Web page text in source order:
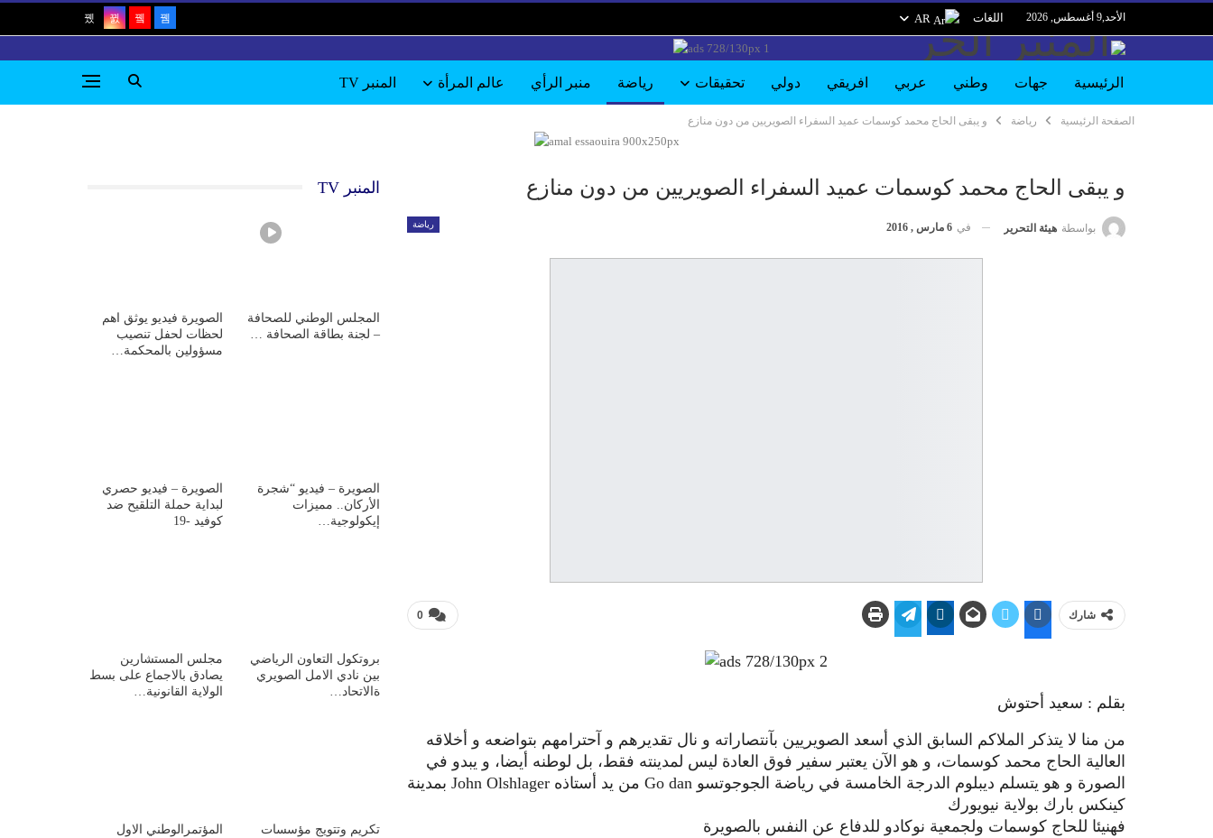
الأحد,9 أغسطس, 2026 اللغات AR
الرئيسية جهات وطني عربي افريقي دولي تحقيقات رياضة منبر الرأي عالم المرأة المنبر TV
الصفحة الرئيسية رياضة و يبقى الحاج محمد كوسمات عميد السفراء الصويريين من دون منازع
و يبقى الحاج محمد كوسمات عميد السفراء الصويريين من دون منازع
رياضة بواسطة هيئة التحرير في 6 مارس , 2016
0 شارك
بقلم : سعيد أحتوش
من منا لا يتذكر الملاكم السابق الذي أسعد الصويريين بآنتصاراته و نال تقديرهم و آحترامهم بتواضعه و أخلاقه
العالية الحاج محمد كوسمات، و هو الآن يعتبر سفير فوق العادة ليس لمدينته فقط، بل لوطنه أيضا، و يبدو في
الصورة و هو يتسلم ديبلوم الدرجة الخامسة في رياضة الجوجوتسو Go dan من يد أستاذه John Olshlager بمدينة
كينكس بارك بولاية نيويورك
فهنيئا للحاج كوسمات ولجمعية نوكادو للدفاع عن النفس بالصويرة
المنبر TV
المجلس الوطني للصحافة
– لجنة بطاقة الصحافة …
الصويرة فيديو يوثق اهم
لحظات لحفل تنصيب
مسؤولين بالمحكمة…
الصويرة – فيديو “شجرة
الأركان.. مميزات
إيكولوجية…
الصويرة – فيديو حصري
لبداية حملة التلقيح ضد
كوفيد -19
بروتكول التعاون الرياضي
بين نادي الامل الصويري
ةالاتحاد…
مجلس المستشارين
يصادق بالاجماع على بسط
الولاية القانونية…
تكريم وتتويج مؤسسات
المؤتمرالوطني الاول